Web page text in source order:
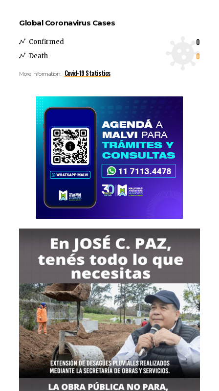
Global Coronavirus Cases
Confirmed 0
Death 0
More Information: Covid-19 Statistics